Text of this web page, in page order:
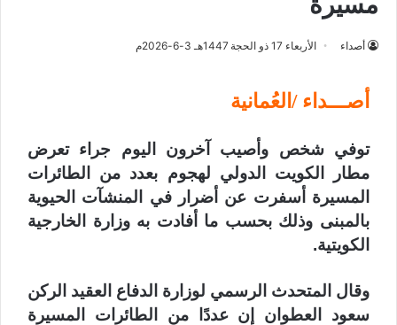
أصداء الأربعاء 17 ذو الحجة 1447هـ 3-6-2026م
أصـــداء /العُمانية
توفي شخص وأصيب آخرون اليوم جراء تعرض
مطار الكويت الدولي لهجوم بعدد من الطائرات
المسيرة أسفرت عن أضرار في المنشآت الحيوية
بالمبنى وذلك بحسب ما أفادت به وزارة الخارجية
الكويتية.
وقال المتحدث الرسمي لوزارة الدفاع العقيد الركن
سعود العطوان إن عددًا من الطائرات المسيرة